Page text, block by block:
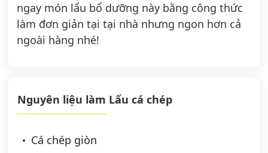
ngay món lẩu bổ dưỡng này bằng công thức
làm đơn giản tại tại nhà nhưng ngon hơn cả
ngoài hàng nhé!
Nguyên liệu làm Lẩu cá chép
Cá chép giòn